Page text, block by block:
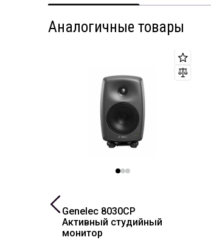
Аналогичные товары
Genelec 8030CP
Активный студийный
монитор